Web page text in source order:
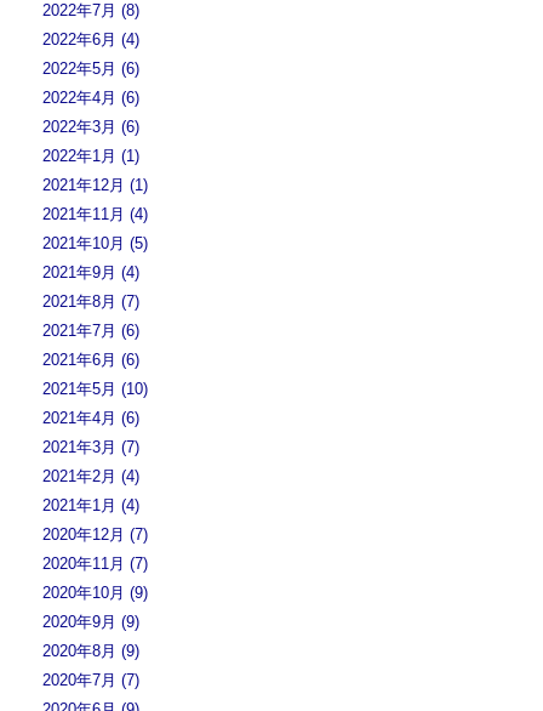
2022年7月 (8)
2022年6月 (4)
2022年5月 (6)
2022年4月 (6)
2022年3月 (6)
2022年1月 (1)
2021年12月 (1)
2021年11月 (4)
2021年10月 (5)
2021年9月 (4)
2021年8月 (7)
2021年7月 (6)
2021年6月 (6)
2021年5月 (10)
2021年4月 (6)
2021年3月 (7)
2021年2月 (4)
2021年1月 (4)
2020年12月 (7)
2020年11月 (7)
2020年10月 (9)
2020年9月 (9)
2020年8月 (9)
2020年7月 (7)